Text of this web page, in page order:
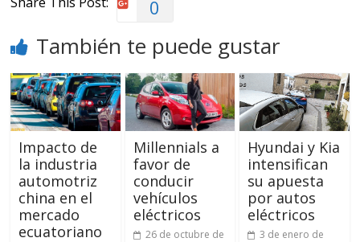
0
También te puede gustar
Impacto de
la industria
automotriz
china en el
mercado
ecuatoriano
Millennials a
favor de
conducir
vehículos
eléctricos
26 de octubre de
Hyundai y Kia
intensifican
su apuesta
por autos
eléctricos
3 de enero de